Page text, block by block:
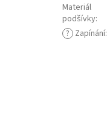
Materiál
podšívky:
? Zapínání: